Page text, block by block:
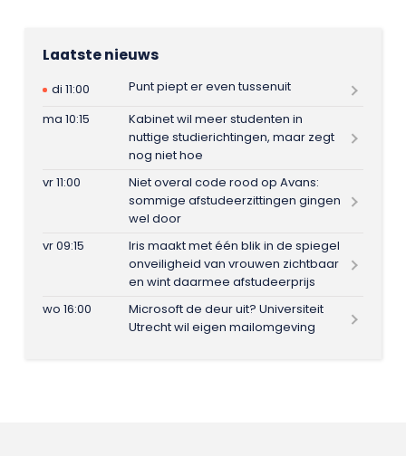
Laatste nieuws
di 11:00
Punt piept er even tussenuit
ma 10:15
Kabinet wil meer studenten in
nuttige studierichtingen, maar zegt
nog niet hoe
vr 11:00
Niet overal code rood op Avans:
sommige afstudeerzittingen gingen
wel door
vr 09:15
Iris maakt met één blik in de spiegel
onveiligheid van vrouwen zichtbaar
en wint daarmee afstudeerprijs
wo 16:00
Microsoft de deur uit? Universiteit
Utrecht wil eigen mailomgeving